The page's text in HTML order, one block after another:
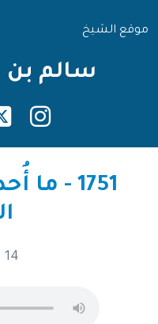
موقع الشيخ
سالم
1751 -
14 ابريل 2017